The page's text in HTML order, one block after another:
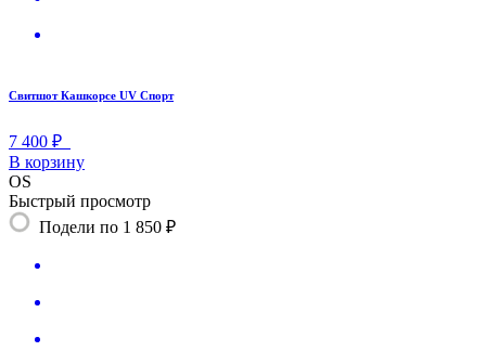
Свитшот Кашкорсе UV Спорт
7 400 ₽
В корзину
OS
Быстрый просмотр
Подели по 1 850 ₽